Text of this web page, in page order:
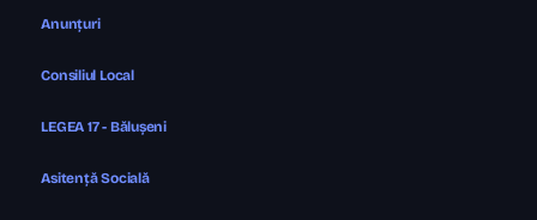
Anunțuri
Consiliul Local
LEGEA 17 - Bălușeni
Asitență Socială